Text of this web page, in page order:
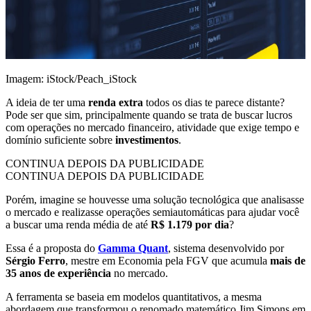
Imagem: iStock/Peach_iStock
A ideia de ter uma renda extra todos os dias te parece distante?
Pode ser que sim, principalmente quando se trata de buscar lucros
com operações no mercado financeiro, atividade que exige tempo e
domínio suficiente sobre investimentos.
CONTINUA DEPOIS DA PUBLICIDADE
CONTINUA DEPOIS DA PUBLICIDADE
Porém, imagine se houvesse uma solução tecnológica que analisasse
o mercado e realizasse operações semiautomáticas para ajudar você
a buscar uma renda média de até R$ 1.179 por dia?
Essa é a proposta do Gamma Quant, sistema desenvolvido por
Sérgio Ferro, mestre em Economia pela FGV que acumula mais de
35 anos de experiência no mercado.
A ferramenta se baseia em modelos quantitativos, a mesma